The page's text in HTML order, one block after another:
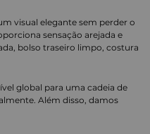
visual elegante sem perder o
sensação arejada e
bolso traseiro limpo, costura
global para uma cadeia de
Além disso, damos